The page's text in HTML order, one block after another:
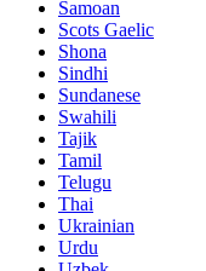
Samoan
Scots Gaelic
Shona
Sindhi
Sundanese
Swahili
Tajik
Tamil
Telugu
Thai
Ukrainian
Urdu